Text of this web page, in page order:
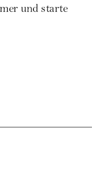
und starte